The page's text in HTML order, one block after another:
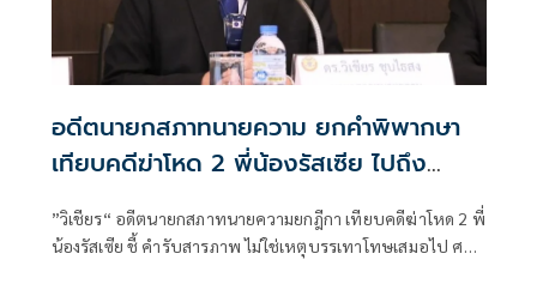
อดีตนายกสภาทนายความ ยกคำพิพากษา
เทียบคดีฆ่าโหด 2 พี่น้องรัสเซีย ไปถึง
”วิเชียร“ อดีตนายกสภาทนายความยกฎีกา เทียบคดีฆ่าโหด 2 พี่
น้องรัสเซีย ชี้ คำรับสารภาพ ไม่ใช่เหตุบรรเทาโทษเสมอไป ศาล